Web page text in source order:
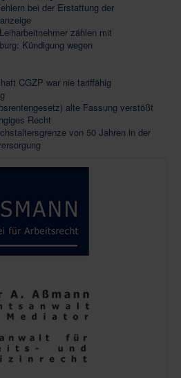
bei der Erstattung der
zählen mit
Kündigung wegen
CGZP war nie tariffähig
alte Fassung verstößt
Recht
von 50 Jahren in der